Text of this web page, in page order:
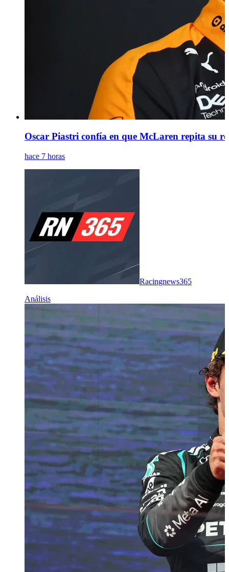
Oscar Piastri confía en que McLaren repita su
hace 7 horas
Racingnews365
Análisis